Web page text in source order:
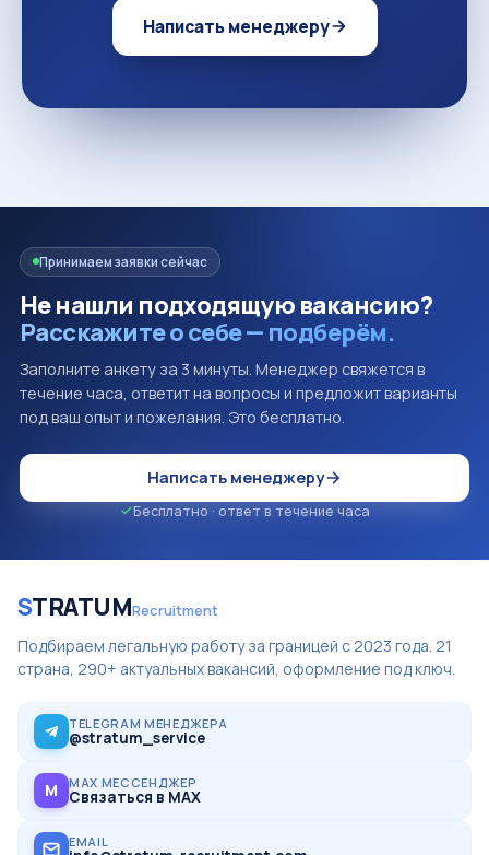
Написать менеджеру
Принимаем заявки сейчас
Не нашли подходящую вакансию?
Расскажите о себе — подберём.
Заполните анкету за 3 минуты. Менеджер свяжется в
течение часа, ответит на вопросы и предложит варианты
под ваш опыт и пожелания. Это бесплатно.
Написать менеджеру
Бесплатно · ответ в течение часа
STRATUMRecruitment
Подбираем легальную работу за границей с 2023 года. 21
страна, 290+ актуальных вакансий, оформление под ключ.
TELEGRAM МЕНЕДЖЕРА
@stratum_service
M MAX МЕССЕНДЖЕР
Связаться в MAX
EMAIL